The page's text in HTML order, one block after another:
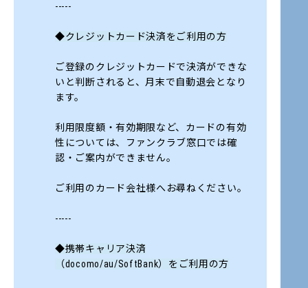
-----
◆クレジットカード決済をご利用の方
ご登録のクレジットカードで決済ができな
いと判断されると、月末で自動退会となり
ます。
利用限度額・有効期限など、カードの有効
性については、ファンクラブ窓口では確
認・ご案内ができません。
ご利用のカード会社様へお尋ねください。
-----
◆携帯キャリア決済
（docomo/au/SoftBank）をご利用の方